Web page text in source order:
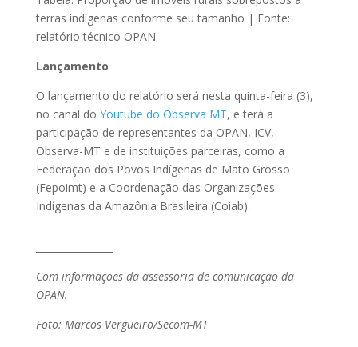
terras indígenas conforme seu tamanho | Fonte:
relatório técnico OPAN
Lançamento
O lançamento do relatório será nesta quinta-feira (3),
no canal do Youtube do Observa MT, e terá a
participação de representantes da OPAN, ICV,
Observa-MT e de instituições parceiras, como a
Federação dos Povos Indígenas de Mato Grosso
(Fepoimt) e a Coordenação das Organizações
Indígenas da Amazônia Brasileira (Coiab).
Com informações da assessoria de comunicação da
OPAN.
Foto: Marcos Vergueiro/Secom-MT